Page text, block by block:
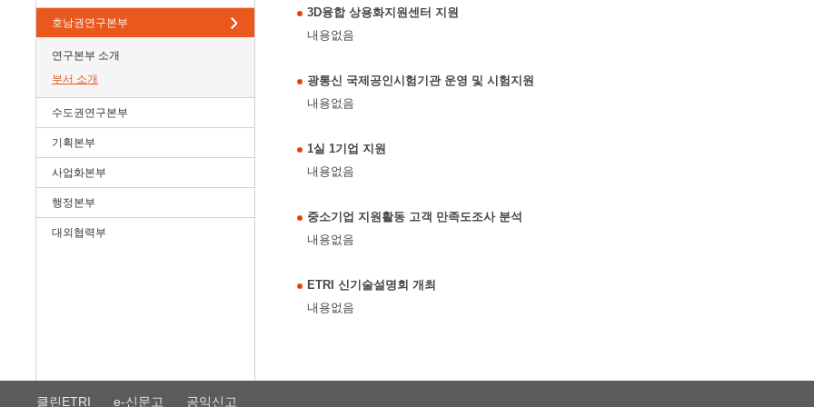
호남권연구본부
연구본부 소개
부서 소개
수도권연구본부
기획본부
사업화본부
행정본부
대외협력부
3D융합 상용화지원센터 지원
내용없음
광통신 국제공인시험기관 운영 및 시험지원
내용없음
1실 1기업 지원
내용없음
중소기업 지원활동 고객 만족도조사 분석
내용없음
ETRI 신기술설명회 개최
내용없음
클린ETRI e-신문고 공익신고